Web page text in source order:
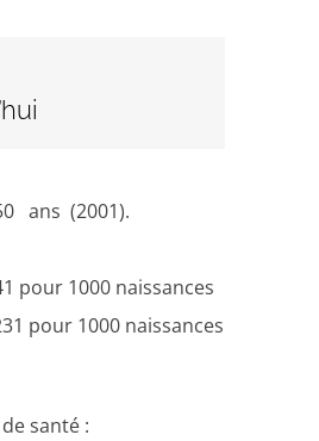
ans (2001).
pour 1000 naissances
pour 1000 naissances
santé :